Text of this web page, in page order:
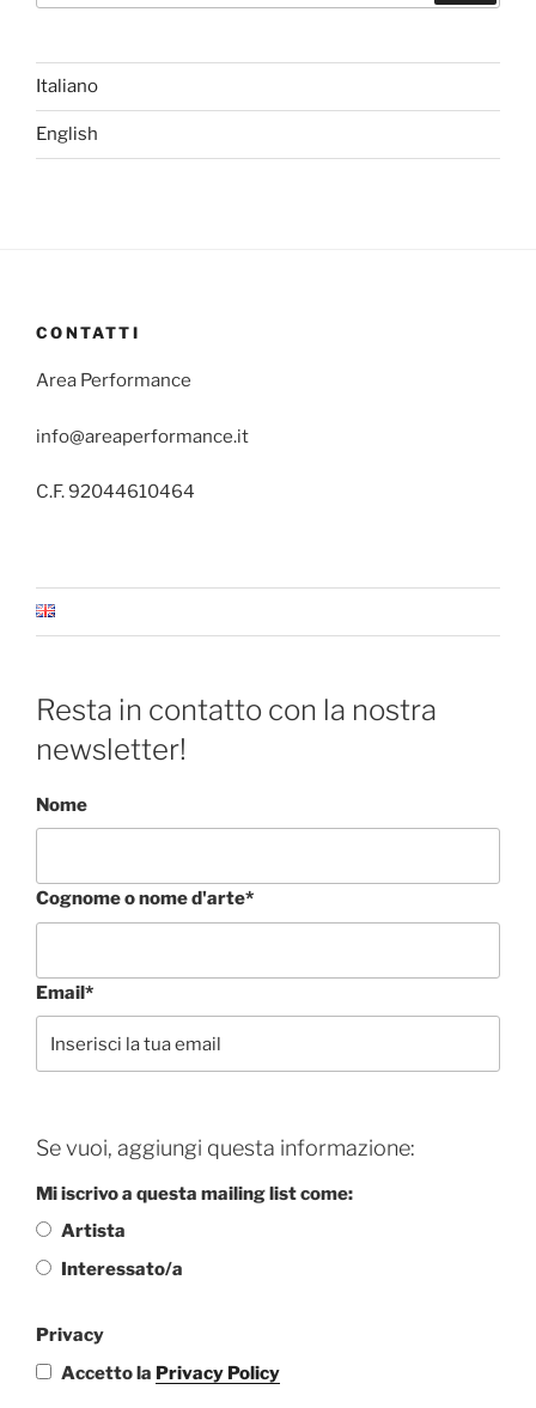
Italiano
English
CONTATTI
Area Performance
info@areaperformance.it
C.F. 92044610464
Resta in contatto con la nostra
newsletter!
Nome
Cognome o nome d'arte*
Email*
Se vuoi, aggiungi questa informazione:
Mi iscrivo a questa mailing list come:
Artista
Interessato/a
Privacy
Accetto la Privacy Policy